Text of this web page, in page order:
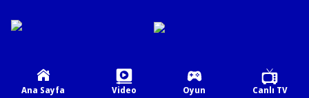
Ana Sayfa Video Oyun Canlı TV